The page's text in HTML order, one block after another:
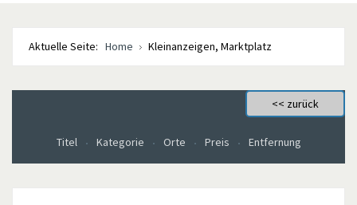
Aktuelle Seite: Home Kleinanzeigen, Marktplatz
Titel Kategorie Orte Preis Entfernung